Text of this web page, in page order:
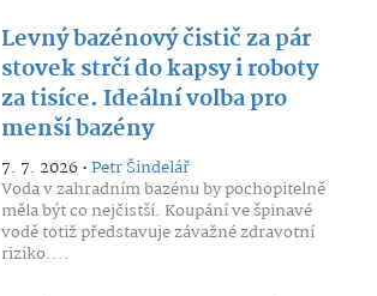
Levný bazénový čistič za pár
stovek strčí do kapsy i roboty
za tisíce. Ideální volba pro
menší bazény
7. 7. 2026 •Petr Šindelář
Voda v zahradním bazénu by pochopitelně
měla být co nejčistší. Koupání ve špinavé
vodě totiž představuje závažné zdravotní
riziko....